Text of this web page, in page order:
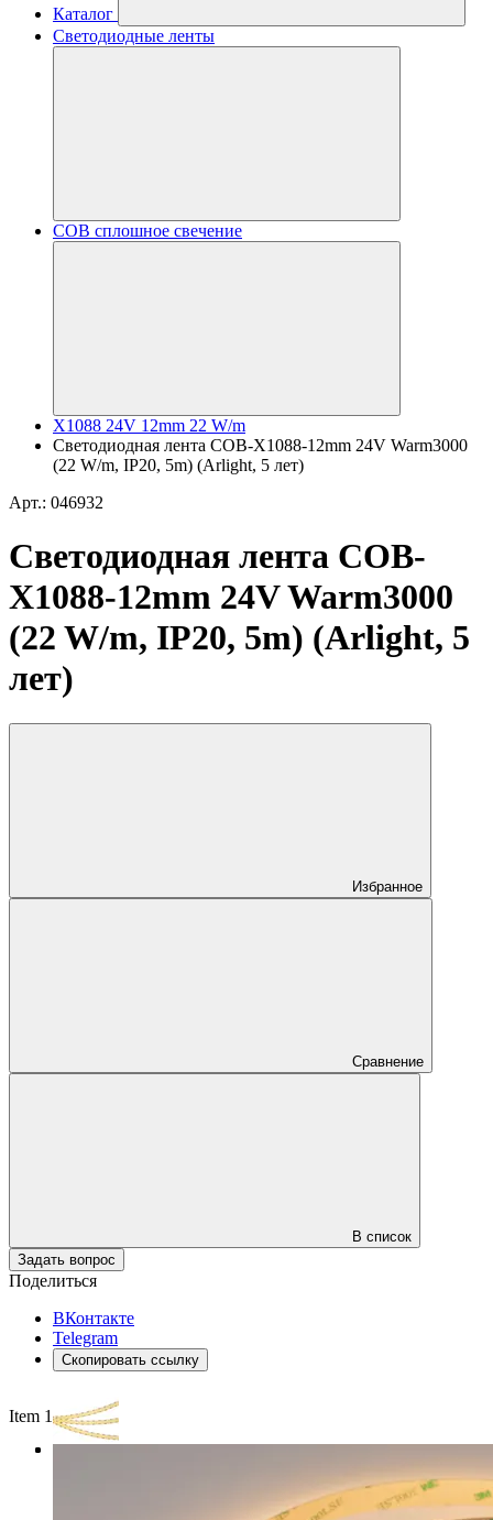
Каталог
Светодиодные ленты
COB сплошное свечение
X1088 24V 12mm 22 W/m
Светодиодная лента COB-X1088-12mm 24V Warm3000
(22 W/m, IP20, 5m) (Arlight, 5 лет)
Арт.: 046932
Светодиодная лента COB-
X1088-12mm 24V Warm3000
(22 W/m, IP20, 5m) (Arlight, 5
лет)
Избранное
Сравнение
В список
Задать вопрос
Поделиться
ВКонтакте
Telegram
Скопировать ссылку
Item 1 of 3